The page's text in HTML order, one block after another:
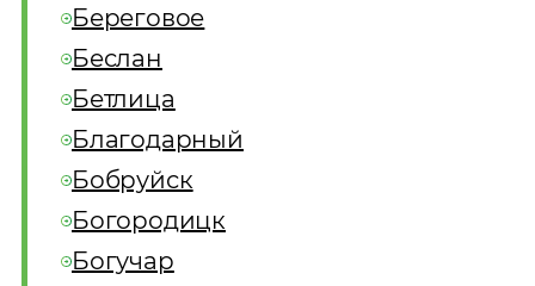
Береговое
Беслан
Бетлица
Благодарный
Бобруйск
Богородицк
Богучар